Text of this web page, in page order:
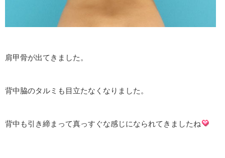
肩甲骨が出てきました。
背中脇のタルミも目立たなくなりました。
背中も引き締まって真っすぐな感じになられてきましたね